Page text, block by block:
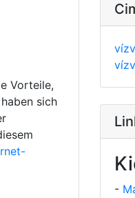
Vorteile,
sich
-